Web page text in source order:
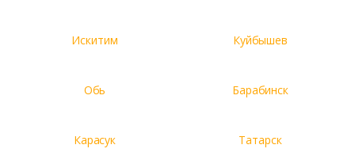
Искитим Куйбышев
Обь Барабинск
Карасук Татарск